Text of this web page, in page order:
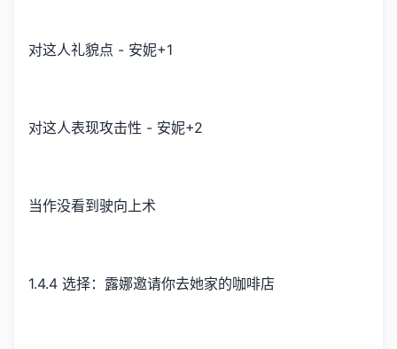
对这人礼貌点 - 安妮+1
对这人表现攻击性 - 安妮+2
当作没看到驶向上术
1.4.4 选择：露娜邀请你去她家的咖啡店